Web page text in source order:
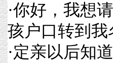
·你好，我想
孩户口转到
·定亲以后知